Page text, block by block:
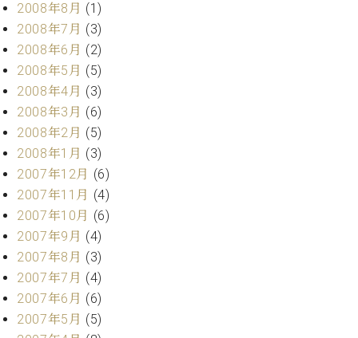
2008年8月 (1)
2008年7月 (3)
2008年6月 (2)
2008年5月 (5)
2008年4月 (3)
2008年3月 (6)
2008年2月 (5)
2008年1月 (3)
2007年12月 (6)
2007年11月 (4)
2007年10月 (6)
2007年9月 (4)
2007年8月 (3)
2007年7月 (4)
2007年6月 (6)
2007年5月 (5)